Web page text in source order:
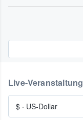
Live-
$ · US-Dollar